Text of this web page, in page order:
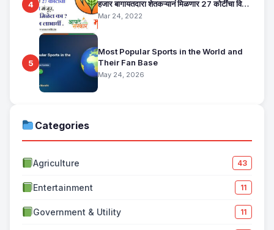
4
हजार बागायतदारा शेतकऱ्यानं मिळणार 27 कोटींचा विमा
मंजूर, कसा तो वाचा सविस्तर
Mar 24, 2022
5
Most Popular Sports in the World and
Their Fan Base
May 24, 2026
Categories
Agriculture 43
Entertainment 11
Government & Utility 11